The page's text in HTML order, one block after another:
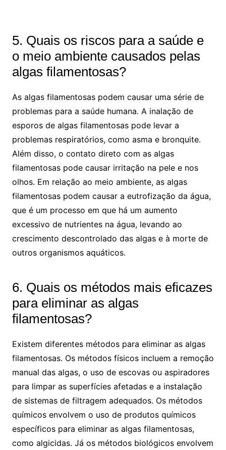
5. Quais os riscos para a saúde e
o meio ambiente causados pelas
algas filamentosas?
As algas filamentosas podem causar uma série de
problemas para a saúde humana. A inalação de
esporos de algas filamentosas pode levar a
problemas respiratórios, como asma e bronquite.
Além disso, o contato direto com as algas
filamentosas pode causar irritação na pele e nos
olhos. Em relação ao meio ambiente, as algas
filamentosas podem causar a eutrofização da água,
que é um processo em que há um aumento
excessivo de nutrientes na água, levando ao
crescimento descontrolado das algas e à morte de
outros organismos aquáticos.
6. Quais os métodos mais eficazes
para eliminar as algas
filamentosas?
Existem diferentes métodos para eliminar as algas
filamentosas. Os métodos físicos incluem a remoção
manual das algas, o uso de escovas ou aspiradores
para limpar as superfícies afetadas e a instalação
de sistemas de filtragem adequados. Os métodos
químicos envolvem o uso de produtos químicos
específicos para eliminar as algas filamentosas,
como algicidas. Já os métodos biológicos envolvem